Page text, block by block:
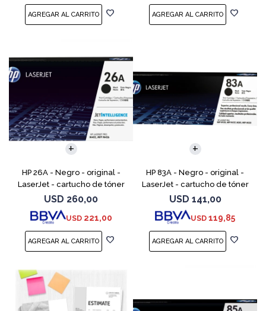
HP 26A - Negro - original -
LaserJet - cartucho de tóner
(CF226A) - para LaserJet Pro
M402, MFP M426
USD 260,00
USD 221,00
HP 83A - Negro - original -
LaserJet - cartucho de tóner
(CF283A) - para LaserJet Pro
M201, M202, MFP M125, MFP
M127, MFP M225
USD 141,00
USD 119,85